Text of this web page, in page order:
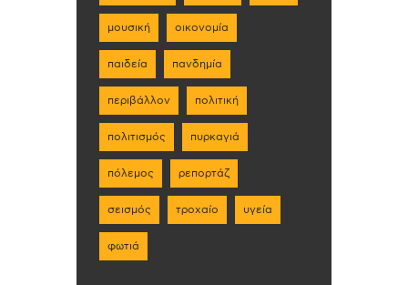
μουσική οικονομία
παιδεία πανδημία
περιβάλλον πολιτική
πολιτισμός πυρκαγιά
πόλεμος ρεπορτάζ
σεισμός τροχαίο υγεία
φωτιά